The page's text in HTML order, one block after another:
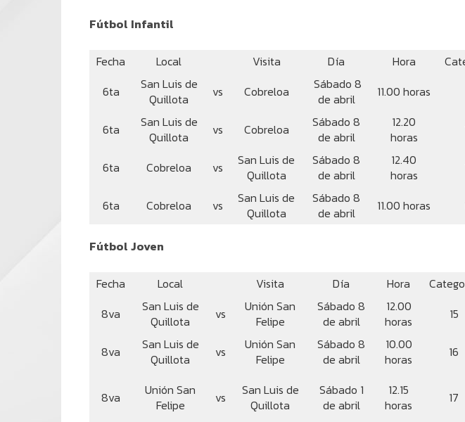
Fútbol Infantil
Fecha Local Visita Día Hora
6ta
San Luis de
Quillota
vs Cobreloa
Sábado 8
de abril
11.00 horas
6ta
San Luis de
Quillota
vs Cobreloa
Sábado 8
de abril
12.20
horas
6ta
Cobreloa vs
San Luis de
Quillota
Sábado 8
de abril
12.40
horas
6ta
Cobreloa vs
San Luis de
Quillota
Sábado 8
de abril
11.00 horas
Fútbol Joven
Fecha Local Visita Día Hora
8va
San Luis de
Quillota
vs
Unión San
Felipe
Sábado 8
de abril
12.00
horas
15
8va
San Luis de
Quillota
vs
Unión San
Felipe
Sábado 8
de abril
10.00
horas
16
8va
Unión San
Felipe
vs
San Luis de
Quillota
Sábado 1
de abril
12.15
horas
17